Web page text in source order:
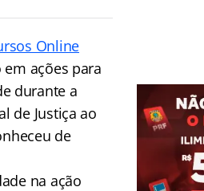
Online
ações para
durante a
de Justiça ao
de
na ação